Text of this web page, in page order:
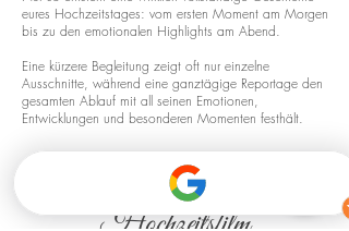
eures Hochzeitstages: vom ersten Moment am Morgen
bis zu den emotionalen Highlights am Abend.
Eine kürzere Begleitung zeigt oft nur einzelne
Ausschnitte, während eine ganztägige Reportage den
gesamten Ablauf mit all seinen Emotionen,
Entwicklungen und besonderen Momenten festhält.
Drohnenaufnahmen für euren